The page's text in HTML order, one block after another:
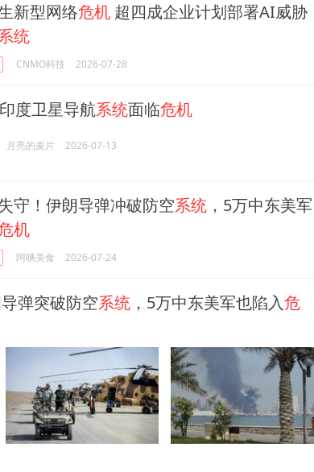
新型网络危机 超四成企业计划部署AI威胁
统
CNMO科技 2026-07-28
印度卫星导航系统面临危机
月亮的麦片 2026-07-13
守！伊朗导弹冲破防空系统 ，5万中东美军
机
阿晪美食 2026-07-24
弹突破防空系统 ，5万中东美军也陷入危